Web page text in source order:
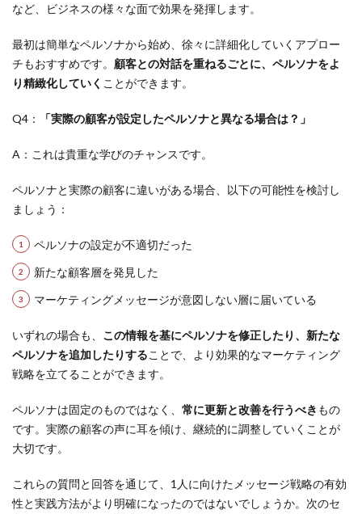
など、ビジネスの様々な面で効果を発揮します。
最初は簡単なペルソナから始め、徐々に詳細化していくアプロー
チもおすすめです。 顧客との対話を重ねるごとに、ペルソナをよ
り精緻化していく ことができます。
Q4： 「実際の顧客が設定したペルソナと異なる場合は？」
A：これは貴重な学びのチャンスです。
ペルソナと実際の顧客に違いがある場合、以下の可能性を検討し
ましょう：
ペルソナの設定が不適切だった
新たな顧客層を発見した
マーケティングメッセージが意図しない層に届いている
いずれの場合も、 この情報を基にペルソナを修正したり、新たな
ペルソナを追加したりすることで、より効果的なマーケティング
戦略を立てることができます。
ペルソナは固定のものではなく、 常に更新と改善を行うべき もの
です。実際の顧客の声に耳を傾け、継続的に調整していくことが
大切です。
これらの質問と回答を通じて、1人に向けたメッセージ戦略の有効
性と実践方法がより明確になったのではないでしょうか。次のセ